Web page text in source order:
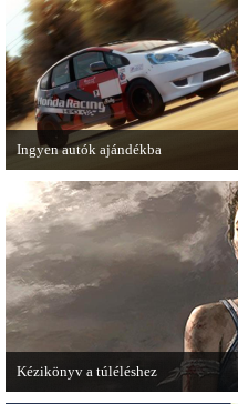
mutatja meg magát.
Ingyen autók ajándékba
A Forza Horizon készítői ingyenesen
letölthető autókkal kedveskednek a
játékosok számára.
Kézikönyv a túléléshez